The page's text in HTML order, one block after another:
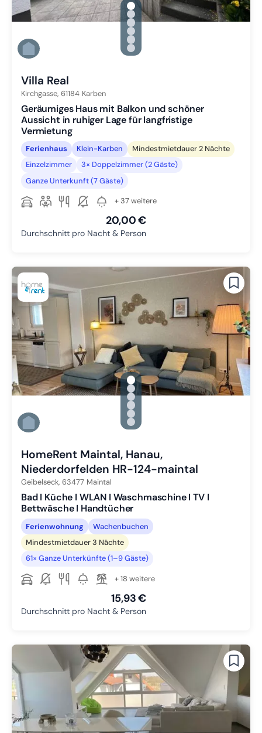
gallery.slide_selector
Zu Slide 1 wechseln
Zu Slide 2 wechseln
Zu Slide 3 wechseln
Zu Slide 4 wechseln
Zu Slide 5 wechseln
Zu Slide 6 wechseln
Villa Real
Kirchgasse, 61184 Karben
Geräumiges Haus mit Balkon und schöner
Aussicht in ruhiger Lage für langfristige
Vermietung
Ferienhaus Klein-Karben
Mindestmietdauer 2 Nächte
Einzelzimmer
3× Doppelzimmer (2 Gäste)
Ganze Unterkunft (7 Gäste)
+ 37 weitere
20,00 €
Durchschnitt pro Nacht & Person
gallery.slide_selector
Zu Slide 1 wechseln
Zu Slide 2 wechseln
Zu Slide 3 wechseln
Zu Slide 4 wechseln
Zu Slide 5 wechseln
Zu Slide 6 wechseln
HomeRent Maintal, Hanau,
Niederdorfelden HR-124-maintal
Geibelseck, 63477 Maintal
Bad I Küche I WLAN I Waschmaschine I TV I
Bettwäsche I Handtücher
Ferienwohnung
Wachenbuchen
Mindestmietdauer 3 Nächte
61× Ganze Unterkünfte (1–9 Gäste)
+ 18 weitere
15,93 €
Durchschnitt pro Nacht & Person